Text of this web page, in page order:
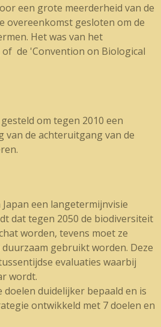
een grote meerderheid van de
overeenkomst gesloten om de
Het was van het
de 'Convention on Biological
om tegen 2010 een
van de achteruitgang van de
een langetermijnvisie
dat tegen 2050 de biodiversiteit
worden, tevens moet ze
gebruikt worden. Deze
evaluaties waarbij
wordt.
doelen duidelijker bepaald en is
ontwikkeld met 7 doelen en